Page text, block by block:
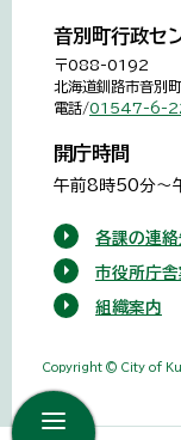
音別町行政セ
〒088-0192
北海道釧路市音別
電話/01547-6-
開庁時間
午前8時50分～
各課の連絡
市役所庁舎
組織案内
Copyright © City of